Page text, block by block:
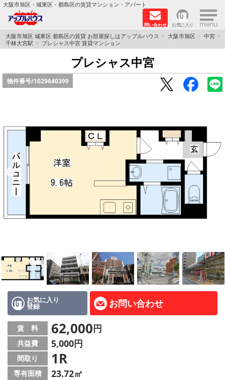
大阪市旭区・城東区・都島区の賃貸マンション・アパート
問い合わせ お気に入り ×
TOPページ
路線·駅から探す
地図から探す
スタッフ
BLOG
店舗情報·アクセス
会社概要
メールでお問い合わせ
大阪市旭区 城東区 都島区の賃貸 お部屋探しはアップルハウス 大阪市旭区
中宮
千林大宮駅
プレシャス中宮 賃貸マンション
プレシャス中宮
物件番号/1029640399
お気に入り
登録 お問い合わせ
賃 料 62,000円
共益費 5,000円
間取り 1R
専有面積 23.72㎡